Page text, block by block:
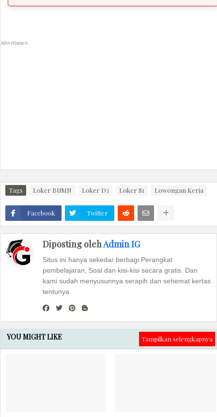
Advertismen
Tags Loker BUMN Loker D3 Loker S1 Lowongan Kerja
Facebook Twitter
Diposting olehAdmin IG
Situs ini hanya sekedar berbagi Perangkat
pembelajaran, Soal dan kisi-kisi secara gratis. Dan
kami sudah menyusunnya serapih dan sehemat kertas
tentunya.
YOU MIGHT LIKE Tampilkan selengkapnya